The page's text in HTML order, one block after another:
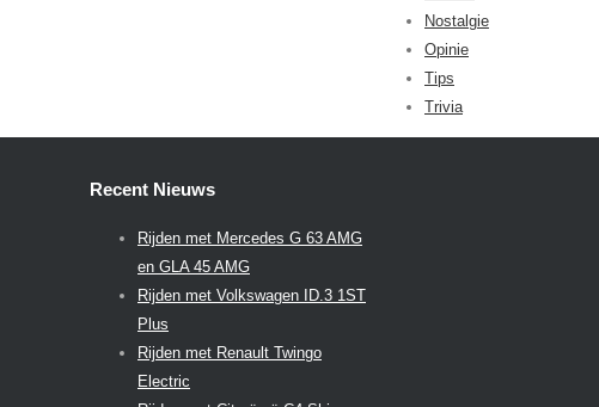
Nostalgie
Opinie
Tips
Trivia
Recent Nieuws
Rijden met Mercedes G 63 AMG
en GLA 45 AMG
Rijden met Volkswagen ID.3 1ST
Plus
Rijden met Renault Twingo
Electric